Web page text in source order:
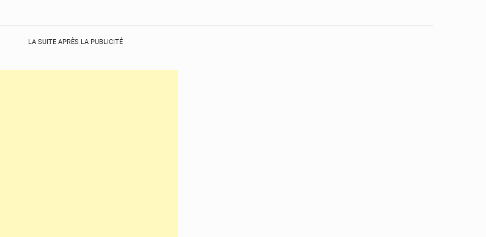
LA SUITE APRÈS LA PUBLICITÉ